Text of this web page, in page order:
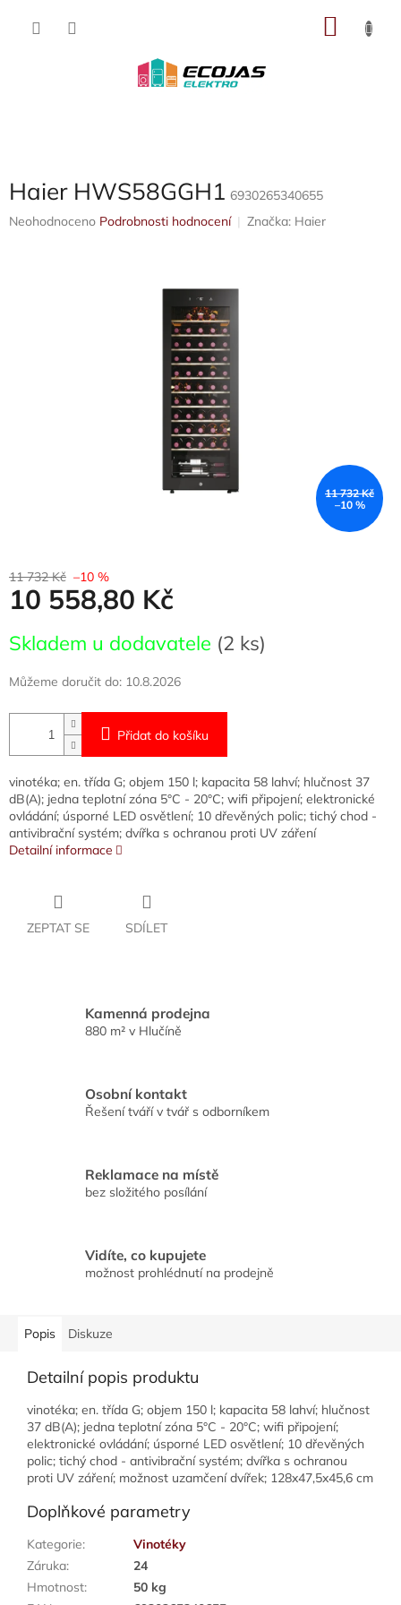
Haier HWS58GGH1 6930265340655
Průměrné
Neohodnoceno Podrobnosti hodnocení Značka: Haier
11 732 Kč
–10 %
11 732 Kč –10 %
10 558,80 Kč
cena:
Skladem u dodavatele (2 ks)
Můžeme doručit do: 10.8.2026
Přidat do košíku
vinotéka; en. třída G; objem 150 l; kapacita 58 lahví; hlučnost 37
dB(A); jedna teplotní zóna 5°C - 20°C; wifi připojení; elektronické
ovládání; úsporné LED osvětlení; 10 dřevěných polic; tichý chod -
antivibrační systém; dvířka s ochranou proti UV záření
Detailní informace
ZEPTAT SE SDÍLET
Kamenná prodejna
880 m² v Hlučíně
Osobní kontakt
Řešení tváří v tvář s odborníkem
Reklamace na místě
bez složitého posílání
Vidíte, co kupujete
možnost prohlédnutí na prodejně
Popis Diskuze
Detailní popis produktu
vinotéka; en. třída G; objem 150 l; kapacita 58 lahví; hlučnost
37 dB(A); jedna teplotní zóna 5°C - 20°C; wifi připojení;
elektronické ovládání; úsporné LED osvětlení; 10 dřevěných
polic; tichý chod - antivibrační systém; dvířka s ochranou
proti UV záření; možnost uzamčení dvířek; 128x47,5x45,6 cm
Doplňkové parametry
Kategorie:
Vinotéky
Záruka:
24
Hmotnost:
50 kg